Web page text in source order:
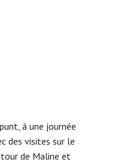
à une journée
des visites sur le
de Maline et